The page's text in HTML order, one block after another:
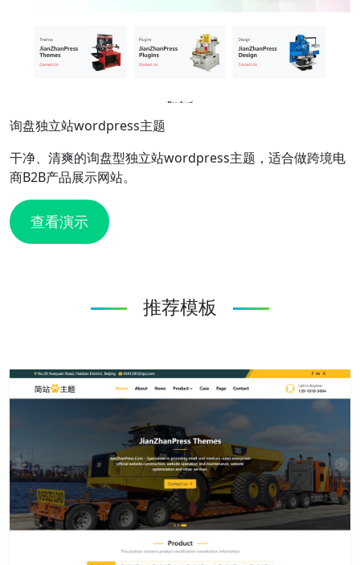
询盘独立站wordpress主题
干净、清爽的询盘型独立站wordpress主题，适合做跨境电
商B2B产品展示网站。
查看演示
推荐模板